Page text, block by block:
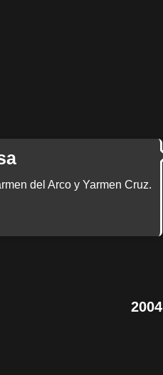
del Arco y Yarmen Cruz.
2004